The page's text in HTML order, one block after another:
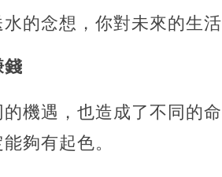
的念想，你對未來的生活
錢
機遇，也造成了不同的
夠有起色。